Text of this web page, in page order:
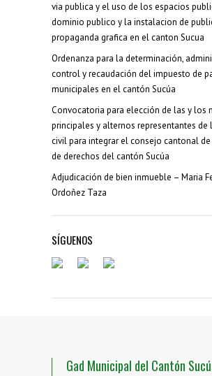
via publica y el uso de los espacios
dominio publico y la instalacion de
propaganda grafica en el canton Sucua
Ordenanza para la determinación,
control y recaudación del impuesto de
municipales en el cantón Sucúa
Convocatoria para elección de las y los
principales y alternos representantes de
civil para integrar el consejo cantonal
de derechos del cantón Sucúa
Adjudicación de bien inmueble – Maria
Ordoñez Taza
SÍGUENOS
Gad Municipal del Cantón